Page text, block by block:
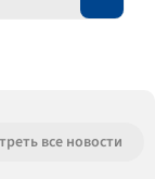
все новости